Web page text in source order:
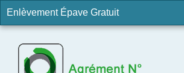
Enlèvement Épave Gratuit